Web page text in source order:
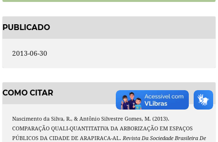
PUBLICADO
2013-06-30
COMO CITAR
Nascimento da Silva, R., & Antônio Silvestre Gomes, M. (2013).
COMPARAÇÃO QUALI-QUANTITATIVA DA ARBORIZAÇÃO EM ESPAÇOS
PÚBLICOS DA CIDADE DE ARAPIRACA-AL. Revista Da Sociedade Brasileira De